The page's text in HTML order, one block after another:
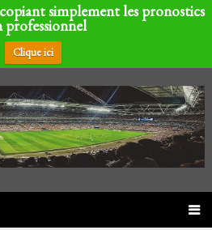
simplement les pronostics
professionnel
Clique ici